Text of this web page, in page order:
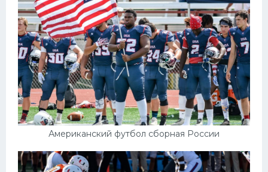
Американский футбол сборная России